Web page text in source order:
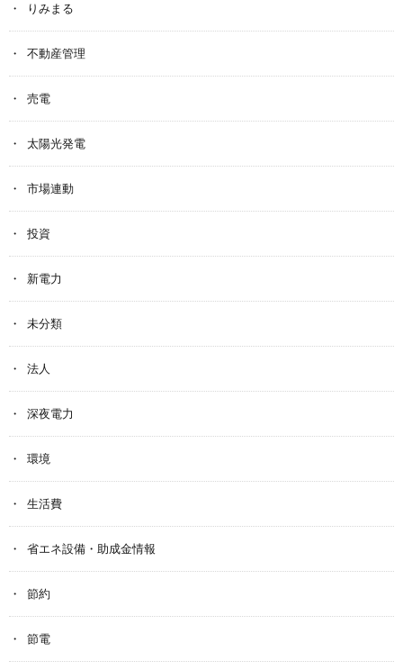
りみまる
不動産管理
売電
太陽光発電
市場連動
投資
新電力
未分類
法人
深夜電力
環境
生活費
省エネ設備・助成金情報
節約
節電